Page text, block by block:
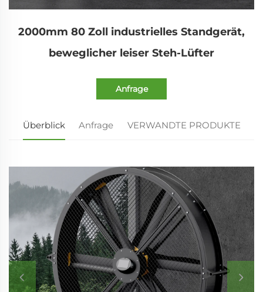
2000mm 80 Zoll industrielles Standgerät,
beweglicher leiser Steh-Lüfter
Anfrage
Überblick Anfrage VERWANDTE PRODUKTE